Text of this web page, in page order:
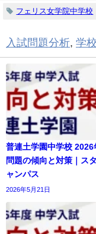
フェリス女学院中学校
入試問題分析 学
普連土学園中学校 2026
問題の傾向と対策｜ス
ャンパス
2026年5月21日